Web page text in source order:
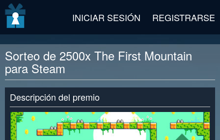
INICIAR SESIÓN REGISTRARSE
Sorteo de 2500x The First Mountain
para Steam
Descripción del premio